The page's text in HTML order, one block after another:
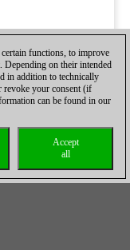
functions, to improve
Depending on their intended
in addition to technically
revoke your consent (if
can be found in our
Accept
all